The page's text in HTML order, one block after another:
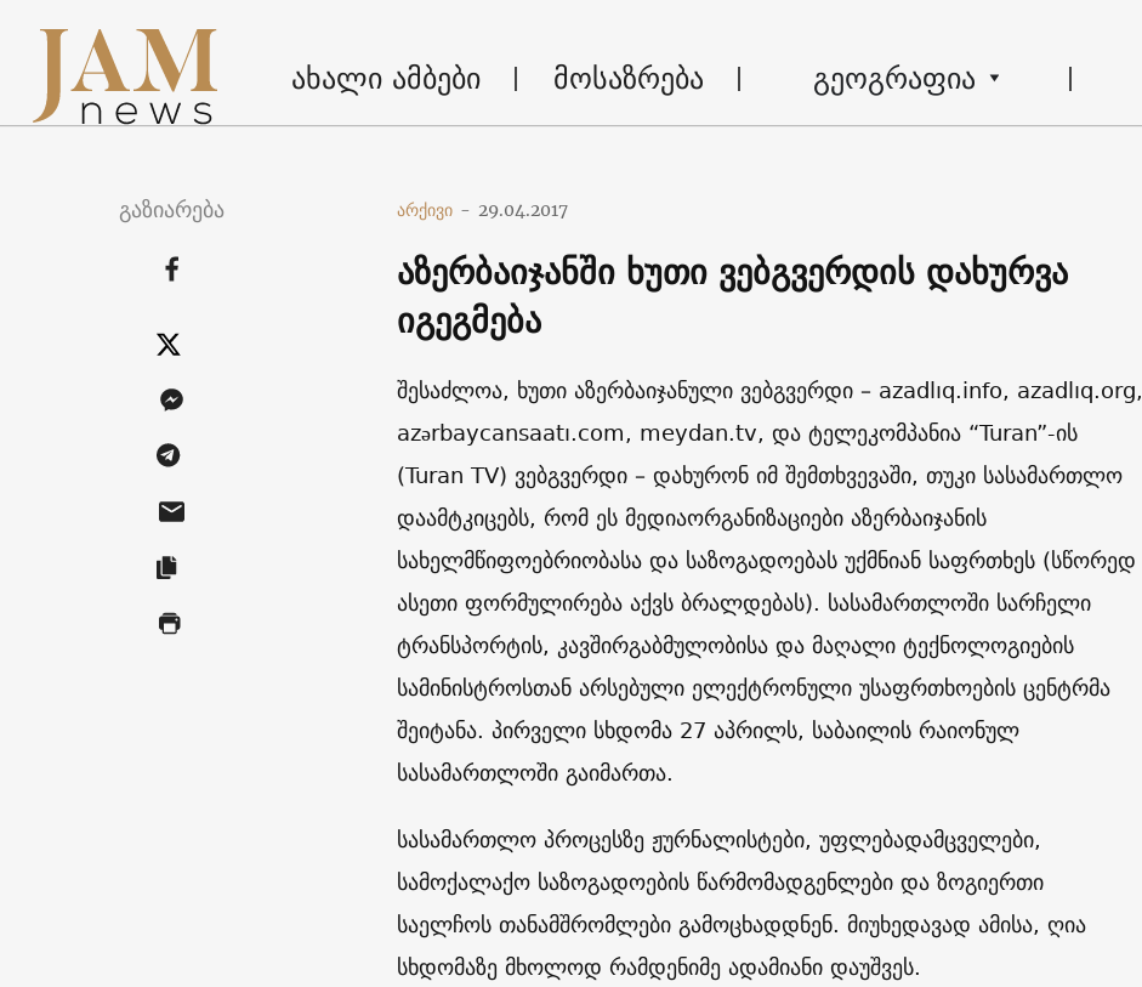
ახალი ამბები მოსაზრება გეოგრაფია
გაზიარება არქივი - 29.04.2017
აზერბაიჯანში ხუთი ვებგვერდის დახურვა
იგეგმება
შესაძლოა, ხუთი აზერბაიჯანული ვებგვერდი – azadlıq.info, azadlıq.org,
azərbaycansaatı.com, meydan.tv, და ტელეკომპანია “Turan”-ის
(Turan TV) ვებგვერდი – დახურონ იმ შემთხვევაში, თუკი სასამართლო
დაამტკიცებს, რომ ეს მედიაორგანიზაციები აზერბაიჯანის
სახელმწიფოებრიობასა და საზოგადოებას უქმნიან საფრთხეს (სწორედ
ასეთი ფორმულირება აქვს ბრალდებას). სასამართლოში სარჩელი
ტრანსპორტის, კავშირგაბმულობისა და მაღალი ტექნოლოგიების
სამინისტროსთან არსებული ელექტრონული უსაფრთხოების ცენტრმა
შეიტანა. პირველი სხდომა 27 აპრილს, საბაილის რაიონულ
სასამართლოში გაიმართა.
სასამართლო პროცესზე ჟურნალისტები, უფლებადამცველები,
სამოქალაქო საზოგადოების წარმომადგენლები და ზოგიერთი
საელჩოს თანამშრომლები გამოცხადდნენ. მიუხედავად ამისა, ღია
სხდომაზე მხოლოდ რამდენიმე ადამიანი დაუშვეს.